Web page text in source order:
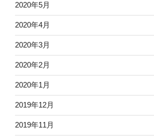
2020年5月
2020年4月
2020年3月
2020年2月
2020年1月
2019年12月
2019年11月